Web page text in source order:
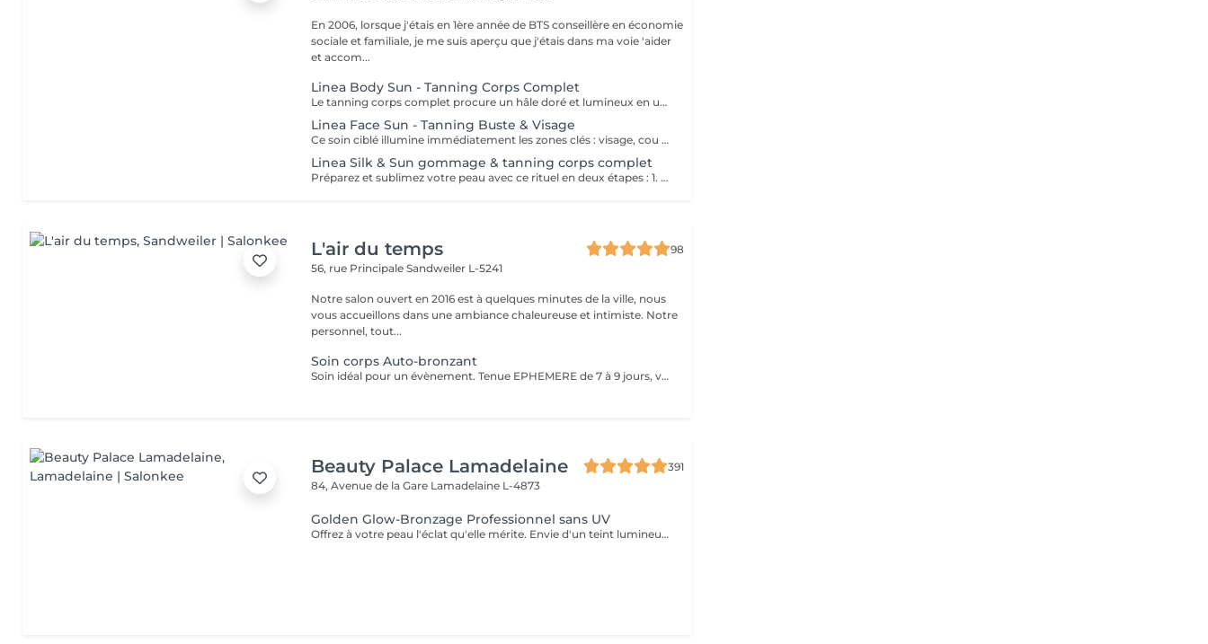
En 2006, lorsque j'étais en 1ère année de BTS conseillère en économie
sociale et familiale, je me suis aperçu que j'étais dans ma voie 'aider
et accom...
Linea Body Sun - Tanning Corps Complet
Le tanning corps complet procure un hâle doré et lumineux en un seul rendez-vous. La lotion autobronzante professionnelle est appliquée de façon homogène, garantissant un bronzage uniforme et naturel, adapté à votre carnation. Les bénéfices : Teint hâlé et éclatant Résultat immédiat et homogène Sans exposition aux UV Une solution parfaite pour un effet bonne mine tout au long de l'année.
Linea Face Sun - Tanning Buste & Visage
Ce soin ciblé illumine immédiatement les zones clés : visage, cou et décolleté. La lotion autobronzante est appliquée avec précision pour offrir un hâle homogène et élégant, parfaitement adapté à votre carnation. Les bénéfices : Teint lumineux et uniforme sur les zones visibles Bonne mine instantanée, sans soleil Résultat naturel et élégant Un soin express qui redonne éclat et confiance en un clin d'il.
Linea Silk & Sun gommage & tanning corps complet
Préparez et sublimez votre peau avec ce rituel en deux étapes : 1. Gommage du corps complet pour lisser et purifier la peau. 2. Application du tanning professionnel qui dépose un hâle uniforme et lumineux. Les bénéfices : Bronzage homogène et longue tenue Teint naturellement hâlé, sans soleil Peau douce, lisse et éclatante Un soin idéal avant une occasion spéciale ou pour prolonger l'effet des vacances.
L'air du temps
98
56, rue PrincipaleSandweiler L-5241
Notre salon ouvert en 2016 est à quelques minutes de la ville, nous
vous accueillons dans une ambiance chaleureuse et intimiste. Notre
personnel, tout...
Soin corps Auto-bronzant
Soin idéal pour un évènement. Tenue EPHEMERE de 7 à 9 jours, va s'estomper progressivement au fil de jours.. Cette prestation se fait à l'aide d'un produit auto-bronzant que nous appliquerons sur tout le corps. Pénétration immédiate, ne colle pas, ne tache pas. Le rendu sera un bronzage naturel (pas couleur orange) et uniforme dans les heures qui suivent. Le jour du soin portez de préférence des vêtements amples. Attendre environ 6 heures avant de prendre une douche. L'auto-bronzant touche la couche superficielle de la peau donc s'estompe progressivement. Nous préconisons un gommage la veille pour intensifier le soin..
Beauty Palace Lamadelaine
391
84, Avenue de la Gare Lamadelaine L-4873
Golden Glow-Bronzage Professionnel sans UV
Offrez à votre peau l'éclat qu'elle mérite. Envie d'un teint lumineux et d'un effet retour de vacances toute l'année ? Le Golden Glow est un spray tanning professionnel qui sublime votre peau en quelques minutes seulement. Un bronzage sur mesure, naturel ou intense selon vos envies, sans exposition aux UV. - Glow immédiat - Teint uniforme et lumineux - Silhouette visuellement sublimée - Idéal avant événement, vacances ou shooting Chaque séance est personnalisée selon votre carnation et l'intensité souhaitée afin de garantir un résultat harmonieux et élégant, sans effet artificiel. !!! Prévoir des vêtements amples et foncés (noirs de préférence) après la séance !!! Important Préparation de la peau Pour un résultat optimal, un gommage doit être réalisé 24h avant la séance de tanning. Si vous souhaitez réserver un Tanning + Gommage, merci de nous appeler directement afin d'organiser le gommage 24h à l'avance et garantir un résultat uniforme et durable.